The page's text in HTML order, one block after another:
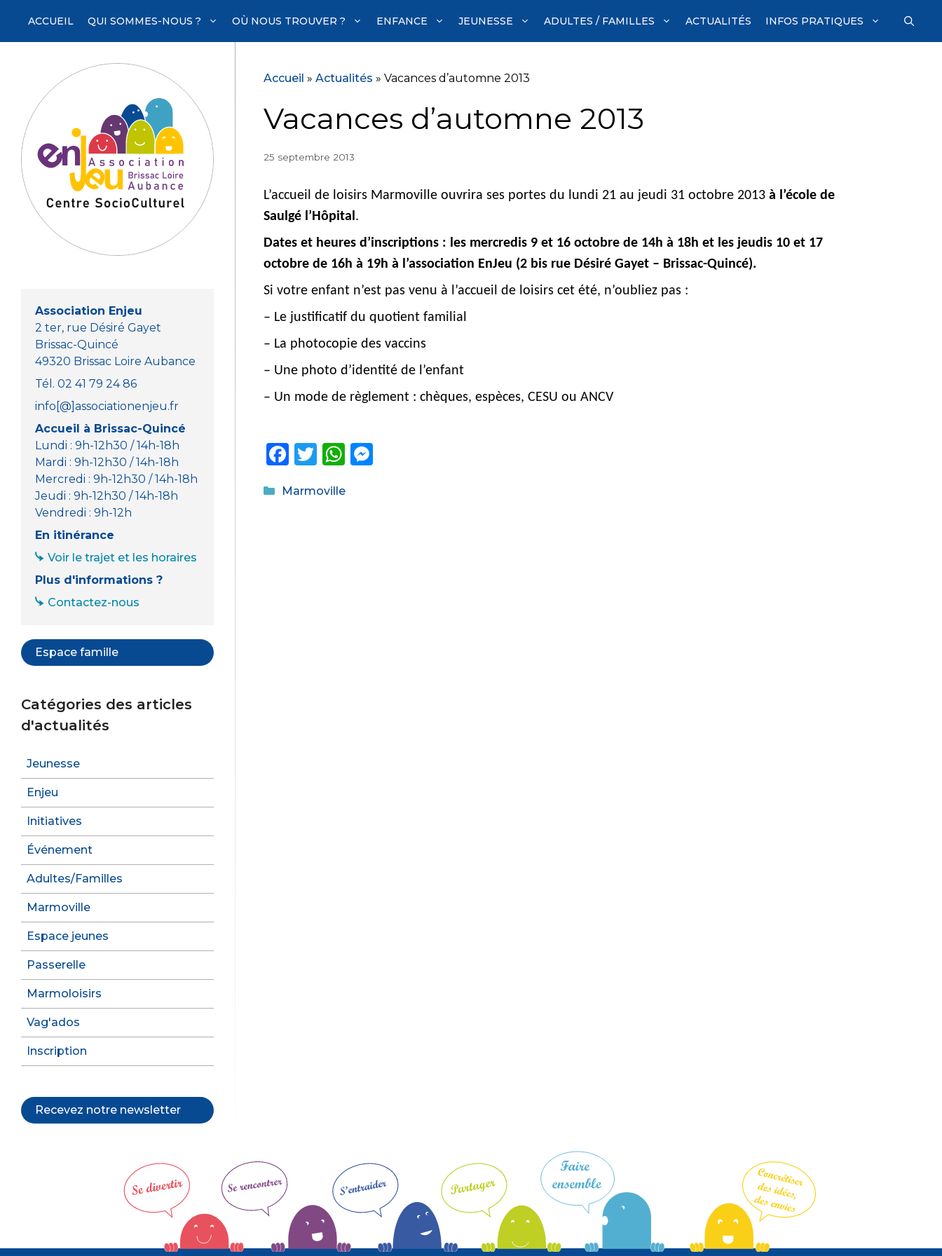
contenu
ACCUEIL QUI SOMMES-NOUS ? OÙ NOUS TROUVER ? ENFANCE JEUNESSE ADULTES / FAMILLES ACTUALITÉS INFOS PRATIQUES
Accueil » Actualités » Vacances d’automne 2013
Vacances d’automne 2013
25 septembre 2013
L’accueil de loisirs Marmoville ouvrira ses portes du lundi 21 au jeudi 31 octobre 2013 à l’école de
Saulgé l’Hôpital.
Dates et heures d’inscriptions : les mercredis 9 et 16 octobre de 14h à 18h et les jeudis 10 et 17
octobre de 16h à 19h à l’association EnJeu (2 bis rue Désiré Gayet – Brissac-Quincé).
Si votre enfant n’est pas venu à l’accueil de loisirs cet été, n’oubliez pas :
– Le justificatif du quotient familial
– La photocopie des vaccins
– Une photo d’identité de l’enfant
– Un mode de règlement : chèques, espèces, CESU ou ANCV
F
c
T
it
W
a
Catégories
Marmoville
Association Enjeu
2 ter, rue Désiré Gayet
Brissac-Quincé
49320 Brissac Loire Aubance
Tél. 02 41 79 24 86
info[@]associationenjeu.fr
Accueil à Brissac-Quincé
Lundi : 9h-12h30 / 14h-18h
Mardi : 9h-12h30 / 14h-18h
Mercredi : 9h-12h30 / 14h-18h
Jeudi : 9h-12h30 / 14h-18h
Vendredi : 9h-12h
En itinérance
Voir le trajet et les horaires
Plus d'informations ?
Contactez-nous
Espace famille
Catégories des articles
d'actualités
Jeunesse
Enjeu
Initiatives
Événement
Adultes/Familles
Marmoville
Espace jeunes
Passerelle
Marmoloisirs
Vag'ados
Inscription
Recevez notre newsletter